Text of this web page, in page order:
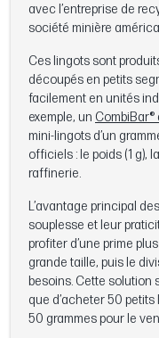
avec l’entreprise de
société minière
Ces lingots sont
découpés en petits
facilement en unités
exemple, un
mini-lingots d’un
officiels : le poids (1 g),
raffinerie.
L’avantage principal
souplesse et leur
profiter d’une prime
grande taille, puis le
besoins. Cette solution
que d’acheter 50
50 grammes pour le